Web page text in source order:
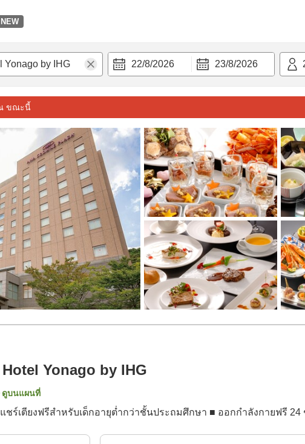
NEW
22/8/2026 23/8/2026
ขณะนี้
สิ่่งอำนวยความสะดวก
Yonago by IHG
ดูบนแผนที่
ชร์เตียงฟรีสำหรับเด็กอายุต่ำกว่าชั้นประถมศึกษา ■ ออกกำลังกายฟรี 24